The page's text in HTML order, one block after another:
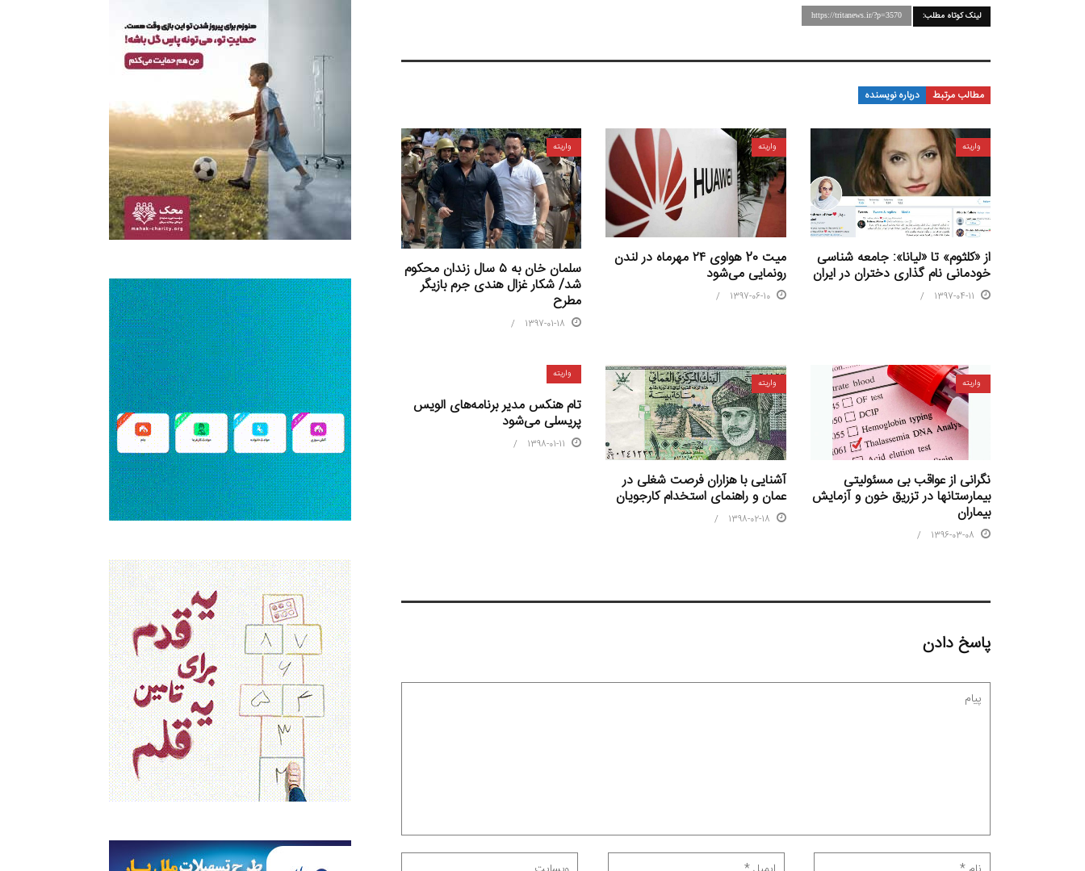
لینک کوتاه مطلب: https://tritanews.ir/?p=3570
مطالب مرتبط درباره نویسنده
واریته
از «کلثوم» تا «لیانا»: جامعه شناسی
خودمانی نام گذاری دختران در ایران
1397-04-11
واریته
میت 20 هواوی ۲۴ مهرماه در لندن
رونمایی می‌شود
1397-06-10
واریته
سلمان خان به ۵ سال زندان محکوم
شد/ شکار غزال هندی جرم بازیگر
مطرح
1397-01-18
واریته
نگرانی از عواقب بی مسئولیتی
بیمارستانها در تزریق خون و آزمایش
بیماران
1396-03-08
واریته
آشنایی با هزاران فرصت شغلی در
عمان و راهنمای استخدام کارجویان
1398-02-18
واریته
تام هنکس مدیر برنامه‌های الویس
پریسلی می‌شود
1398-01-11
پاسخ دادن